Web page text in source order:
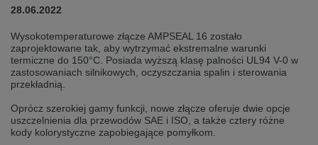
selected one. This website is also available in German. Would you like to
switch to the German version?
Switch to German version Stay on this version
Wir haben erkannt, dass ihr Browser eine andere Sprache als die derzeit
angezeigte bevorzugt. Diese Webseite ist auch auf Deutsch verfügbar.
Zur deutschen Version wechseln Auf dieser Version bleiben
28.06.2022
Wysokotemperaturowe złącze AMPSEAL 16 zostało
zaprojektowane tak, aby wytrzymać ekstremalne warunki
termiczne do 150°C. Posiada wyższą klasę palności UL94 V-0 w
zastosowaniach silnikowych, oczyszczania spalin i sterowania
przekładnią.
Oprócz szerokiej gamy funkcji, nowe złącze oferuje dwie opcje
uszczelnienia dla przewodów SAE i ISO, a także cztery różne
kody kolorystyczne zapobiegające pomyłkom.